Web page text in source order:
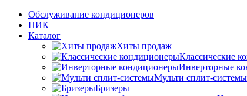
Обслуживание кондиционеров
ПИК
Каталог
Хиты продаж
Классические
Инверторные
Мульти сплит-системы
Бризеры